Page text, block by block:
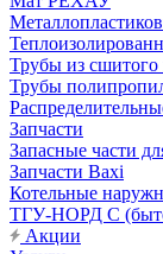
Трубы из сшитого
Трубы
Запчасти
Запасные части
Запчасти Baxi
Котельные
ТГУ-НОРД С
Акции